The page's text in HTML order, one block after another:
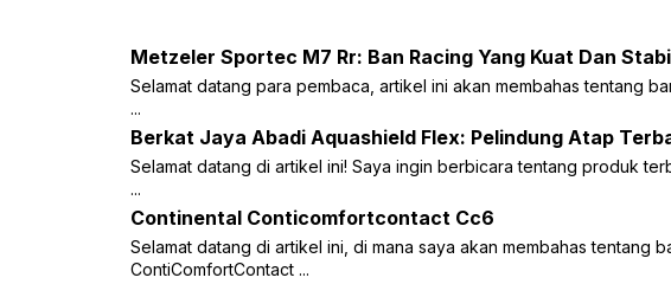
Metzeler Sportec M7 Rr: Ban Racing Yang Kuat Dan
Selamat datang para pembaca, artikel ini akan membahas tentang
...
Berkat Jaya Abadi Aquashield Flex: Pelindung Atap
Selamat datang di artikel ini! Saya ingin berbicara tentang produk
...
Continental Conticomfortcontact Cc6
Selamat datang di artikel ini, di mana saya akan membahas tentang
ContiComfortContact ...